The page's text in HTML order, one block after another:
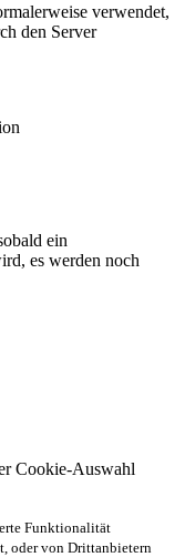
verwendet,
den Server
ein
es werden noch
Cookie-Auswahl
Funktionalität
oder von Drittanbietern